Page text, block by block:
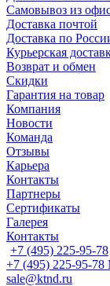
Самовывоз из
Доставка почтой
Доставка по
Курьерская
Возврат и обмен
Скидки
Гарантия на товар
Компания
Новости
Команда
Отзывы
Карьера
Контакты
Партнеры
Сертификаты
Галерея
Контакты
+7 (495) 225-95-78
+7 (495) 225-95-78
sale@ktnd.ru